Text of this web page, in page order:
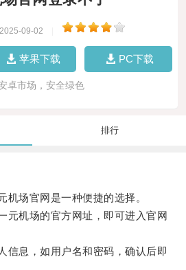
09-02
苹果下载 PC下载
卓市场，安全绿色
排行
场官网是一种便捷的选择。
机场的官方网址，即可进入官网
息，如用户名和密码，确认后即